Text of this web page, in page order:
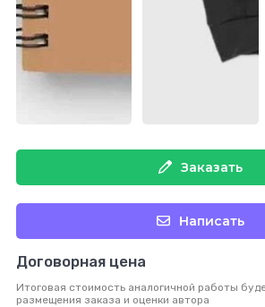
Заказать
Написать
Договорная цена
Итоговая стоимость аналогичной работы
размещения заказа и оценки автора